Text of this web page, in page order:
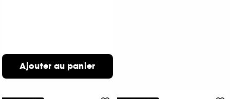
Ajouter au panier